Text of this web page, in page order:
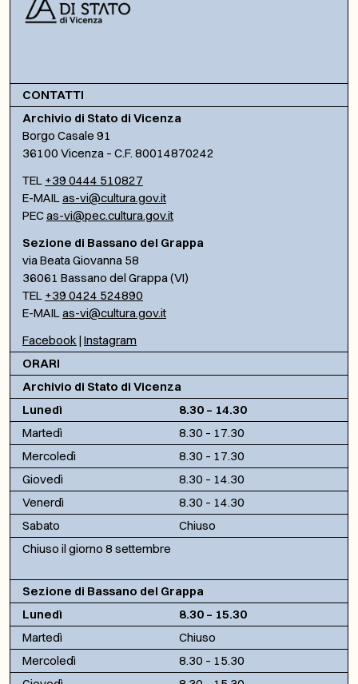
CONTATTI
Archivio di Stato di Vicenza
Borgo Casale 91
36100 Vicenza – C.F. 80014870242
TEL +39 0444 510827
E-MAILas-vi@cultura.gov.it
PECas-vi@pec.cultura.gov.it
Sezione di Bassano del Grappa
via Beata Giovanna 58
36061 Bassano del Grappa (VI)
TEL +39 0424 524890
E-MAILas-vi@cultura.gov.it
Facebook | Instagram
ORARI
Archivio di Stato di Vicenza
Lunedì
8.30 – 14.30
Martedì
8.30 – 17.30
Mercoledì
8.30 – 17.30
Giovedì
8.30 – 14.30
Venerdì
8.30 – 14.30
Sabato
Chiuso
Chiuso il giorno 8 settembre
Sezione di Bassano del Grappa
Lunedì
8.30 – 15.30
Martedì
Chiuso
Mercoledì
8.30 – 15.30